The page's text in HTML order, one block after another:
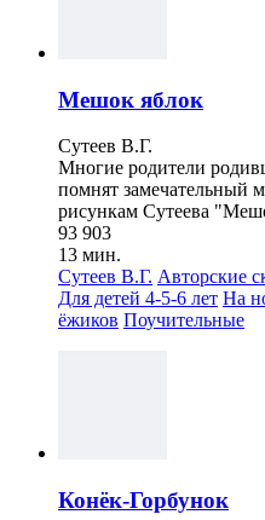
Мешок яблок
Сутеев В.Г.
Многие родители
помнят замечательный
рисункам Сутеева
93 903
13 мин.
Сутеев В.Г. Авторские
Для детей 4-5-6 лет На
ёжиков Поучительные
Конёк-Горбунок